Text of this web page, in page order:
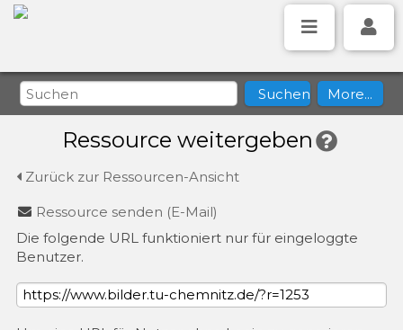
Ressource weitergeben
Zurück zur Ressourcen-Ansicht
Ressource senden (E-Mail)
Die folgende URL funktioniert nur für eingeloggte
Benutzer.